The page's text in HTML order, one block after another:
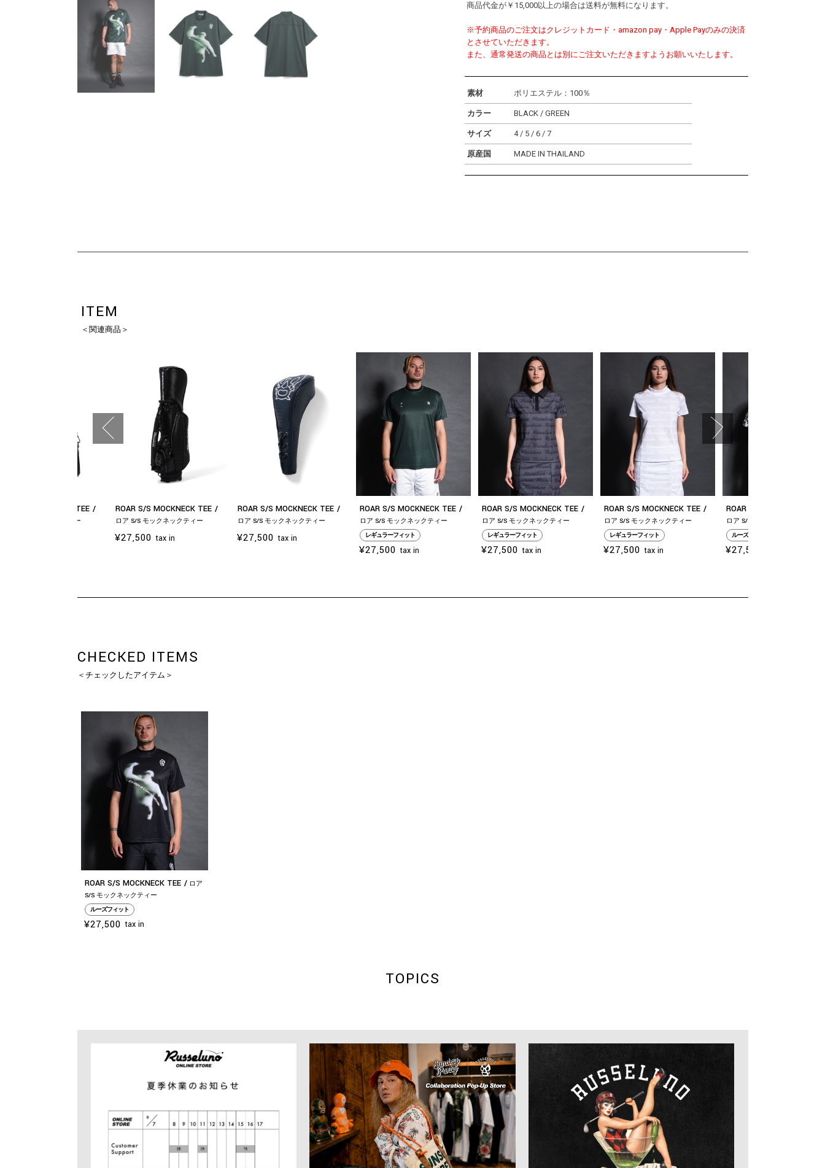
商品代金が￥15,000以上の場合は送料が無料になります。
※予約商品のご注文はクレジットカード・amazon pay・Apple Payのみの決済
とさせていただきます。
また、通常発送の商品とは別にご注文いただきますようお願いいたします。
素材 ポリエステル：100％
カラー BLACK / GREEN
サイズ 4 / 5 / 6 / 7
原産国 MADE IN THAILAND
お買い物を続ける カートへ進む
ITEM
＜関連商品＞
S/S MOCKNECK TEE
S/S モックネックティー
ROAR S/S MOCKNECK TEE
ロア S/S モックネックティー
¥27,500 tax in
ROAR S/S MOCKNECK TEE
ロア S/S モックネックティー
¥27,500 tax in
ROAR S/S MOCKNECK TEE
ロア S/S モックネックティー
レギュラーフィット
¥27,500 tax in
ROAR S/S MOCKNECK TEE
ロア S/S モックネックティー
レギュラーフィット
¥27,500 tax in
ROAR S/S MOCKNECK TEE
ロア S/S モックネックティー
レギュラーフィット
¥27,500 tax in
ROAR S/S MOCKNECK TEE
ロア S/S モックネックティー
ルーズフィット
¥27,500
CHECKED ITEMS
＜チェックしたアイテム＞
ROAR S/S MOCKNECK TEE
ロア
S/S モックネックティー
ルーズフィット
¥27,500 tax in
TOPICS